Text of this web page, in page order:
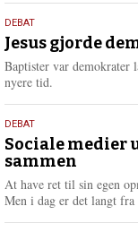
18.
maj
2026
DEBAT
Jesus gjorde
Baptister var demokrater
nyere tid.
18.
maj
2026
DEBAT
Sociale medier
sammen
At have ret til sin egen
Men i dag er det langt